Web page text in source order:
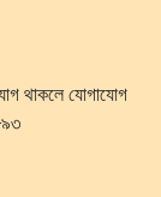
থাকলে যোগাযোগ